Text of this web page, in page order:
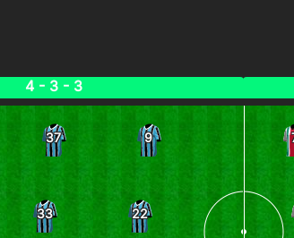
4 - 3 - 3
37
33
9
22